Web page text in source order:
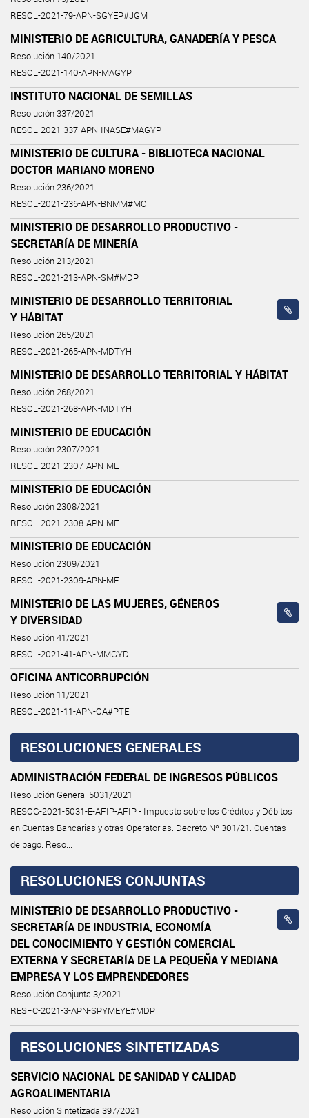
RESOL-2021-79-APN-SGYEP#JGM
MINISTERIO DE AGRICULTURA, GANADERÍA Y PESCA
Resolución 140/2021
RESOL-2021-140-APN-MAGYP
INSTITUTO NACIONAL DE SEMILLAS
Resolución 337/2021
RESOL-2021-337-APN-INASE#MAGYP
MINISTERIO DE CULTURA - BIBLIOTECA NACIONAL
DOCTOR MARIANO MORENO
Resolución 236/2021
RESOL-2021-236-APN-BNMM#MC
MINISTERIO DE DESARROLLO PRODUCTIVO -
SECRETARÍA DE MINERÍA
Resolución 213/2021
RESOL-2021-213-APN-SM#MDP
MINISTERIO DE DESARROLLO TERRITORIAL
Y HÁBITAT
Resolución 265/2021
RESOL-2021-265-APN-MDTYH
MINISTERIO DE DESARROLLO TERRITORIAL Y HÁBITAT
Resolución 268/2021
RESOL-2021-268-APN-MDTYH
MINISTERIO DE EDUCACIÓN
Resolución 2307/2021
RESOL-2021-2307-APN-ME
MINISTERIO DE EDUCACIÓN
Resolución 2308/2021
RESOL-2021-2308-APN-ME
MINISTERIO DE EDUCACIÓN
Resolución 2309/2021
RESOL-2021-2309-APN-ME
MINISTERIO DE LAS MUJERES, GÉNEROS
Y DIVERSIDAD
Resolución 41/2021
RESOL-2021-41-APN-MMGYD
OFICINA ANTICORRUPCIÓN
Resolución 11/2021
RESOL-2021-11-APN-OA#PTE
RESOLUCIONES GENERALES
ADMINISTRACIÓN FEDERAL DE INGRESOS PÚBLICOS
Resolución General 5031/2021
RESOG-2021-5031-E-AFIP-AFIP - Impuesto sobre los Créditos y Débitos
en Cuentas Bancarias y otras Operatorias. Decreto Nº 301/21. Cuentas
de pago. Reso...
RESOLUCIONES CONJUNTAS
MINISTERIO DE DESARROLLO PRODUCTIVO -
SECRETARÍA DE INDUSTRIA, ECONOMÍA
DEL CONOCIMIENTO Y GESTIÓN COMERCIAL
EXTERNA Y SECRETARÍA DE LA PEQUEÑA Y MEDIANA
EMPRESA Y LOS EMPRENDEDORES
Resolución Conjunta 3/2021
RESFC-2021-3-APN-SPYMEYE#MDP
RESOLUCIONES SINTETIZADAS
SERVICIO NACIONAL DE SANIDAD Y CALIDAD
AGROALIMENTARIA
Resolución Sintetizada 397/2021